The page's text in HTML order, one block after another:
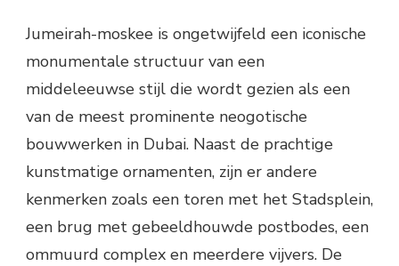
Jumeirah-moskee is ongetwijfeld een iconische
monumentale structuur van een
middeleeuwse stijl die wordt gezien als een
van de meest prominente neogotische
bouwwerken in Dubai. Naast de prachtige
kunstmatige ornamenten, zijn er andere
kenmerken zoals een toren met het Stadsplein,
een brug met gebeeldhouwde postbodes, een
ommuurd complex en meerdere vijvers. De